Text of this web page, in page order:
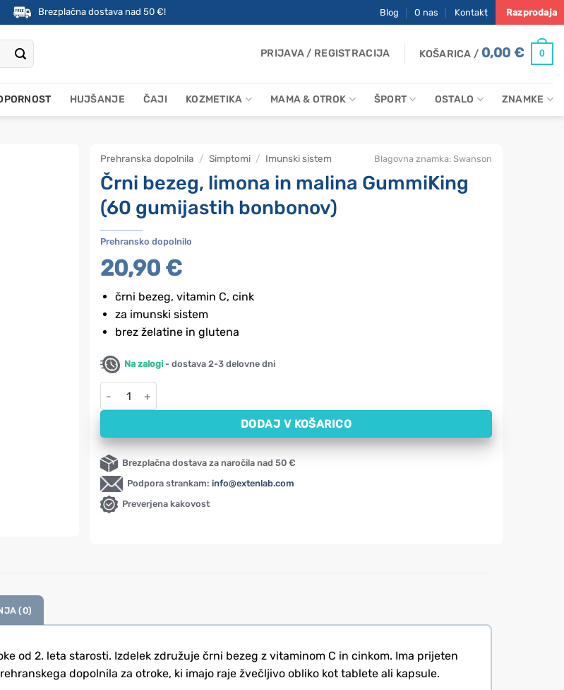
Brezplačna dostava nad 50 €! Blog O nas Kontakt Razprodaja
PRIJAVA / REGISTRACIJA KOŠARICA / 0,00€ 0
HUJŠANJE ČAJI KOZMETIKA MAMA & OTROK ŠPORT OSTALO ZNAMKE
Prehranska dopolnila / Simptomi / Imunski sistem
Črni bezeg, limona in malina GummiKing
(60 gumijastih bonbonov)
Prehransko dopolnilo
20,90 €
črni bezeg, vitamin C, cink
za imunski sistem
brez želatine in glutena
Na zalogi - dostava 2-3 delovne dni
Črni bezeg, limona in malina GummiKing (60 gumijastih bonbonov) količina
DODAJ V KOŠARICO
Brezplačna dostava za naročila nad 50 €
Podpora strankam: info@extenlab.com
Preverjena kakovost
Blagovna znamka: Swanson
(0)
od 2. leta starosti. Izdelek združuje črni bezeg z vitaminom C in cinkom. Ima prijeten
dopolnila za otroke, ki imajo raje žvečljivo obliko kot tablete ali kapsule.